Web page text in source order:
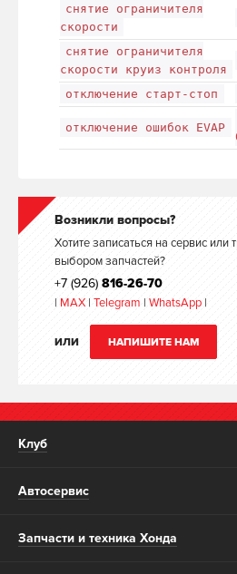
снятие ограничителя
скорости
снятие ограничителя
скорости круиз контроля
отключение старт-стоп
отключение ошибок EVAP
Возникли вопросы?
Хотите записаться на сервис или
выбором запчастей?
+7 (926) 816-26-70
| MAX | Telegram | WhatsApp |
ИЛИ НАПИШИТЕ НАМ
Клуб
Автосервис
Запчасти и техника Хонда